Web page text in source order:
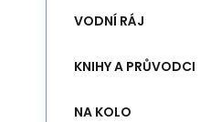
VODNÍ RÁJ
KNIHY A PRŮVODCI
NA KOLO